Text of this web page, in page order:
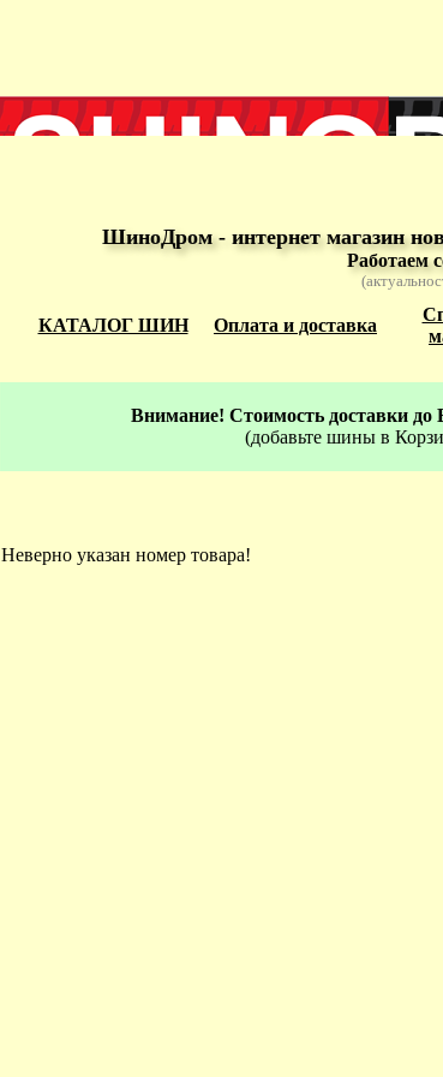
ШиноДром - интернет магазин
Работаем
КАТАЛОГ ШИН Оплата и доставка
Внимание! Стоимость доставки до
(добавьте шины в
Неверно указан номер товара!